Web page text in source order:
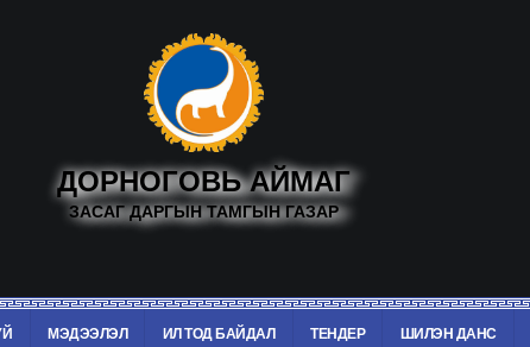
ДОРНОГОВЬ АЙМАГ
ЗАСАГ ДАРГЫН ТАМГЫН ГАЗАР
МЭДЭЭЛЭЛ ИЛ ТОД БАЙДАЛ ТЕНДЕР ШИЛЭН ДАНС